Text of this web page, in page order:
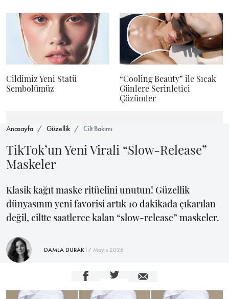
Cildimiz Yeni Statü
Sembolümüz
“Cooling Beauty” ile Sıcak
Günlere Serinletici
Çözümler
Anasayfa Güzellik Cilt Bakımı
TikTok’un Yeni Virali “Slow-Release”
Maskeler
Klasik kağıt maske ritüelini unutun! Güzellik
dünyasının yeni favorisi artık 10 dakikada çıkarılan
değil, ciltte saatlerce kalan “slow-release” maskeler.
DAMLA DURAK17 Mayıs 2026